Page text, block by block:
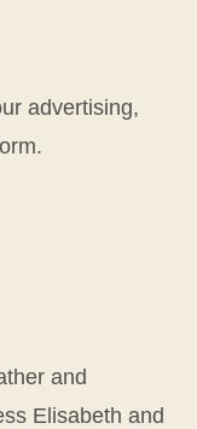
advertising,
and
Elisabeth and